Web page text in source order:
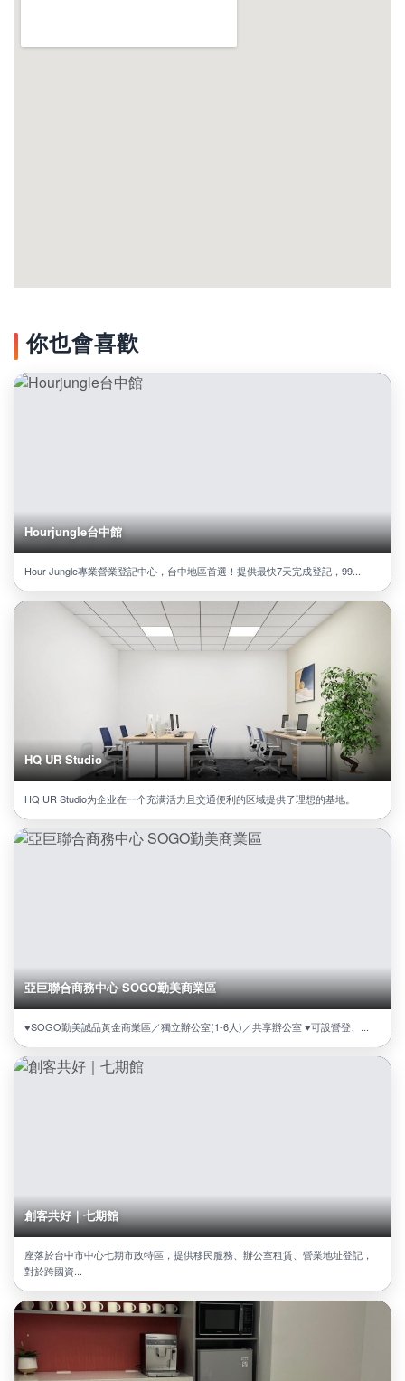
你也會喜歡
Hourjungle台中館
Hour Jungle專業營業登記中心，台中地區首選！提供最快7天完成登記，99...
HQ UR Studio
HQ UR Studio为企业在一个充满活力且交通便利的区域提供了理想的基地。
亞巨聯合商務中心 SOGO勤美商業區
♥SOGO勤美誠品黃金商業區／獨立辦公室(1-6人)／共享辦公室 ♥可設營登、...
創客共好｜七期館
座落於台中市中心七期市政特區，提供移民服務、辦公室租賃、營業地址登記，
對於跨國資...